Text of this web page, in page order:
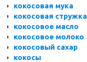
кокосовая мука
кокосовая стружка
кокосовое масло
кокосовое молоко
кокосовый сахар
кокосы